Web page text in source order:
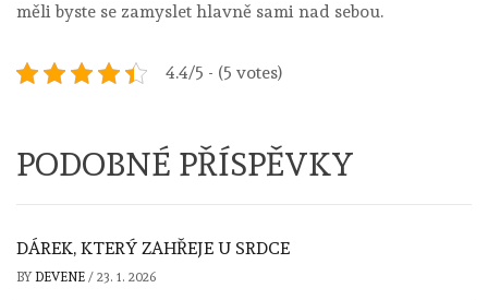
měli byste se zamyslet hlavně sami nad sebou.
4.4/5 - (5 votes)
PODOBNÉ PŘÍSPĚVKY
DÁREK, KTERÝ ZAHŘEJE U SRDCE
BY DEVENE / 23. 1. 2026